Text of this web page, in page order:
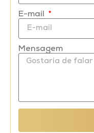
E-mail
Mensagem